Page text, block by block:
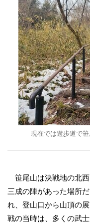
現在では遊歩道で
笹尾山は決戦地の北西
三成の陣があった場所
れ、登山口から山頂の
戦の当時は、多くの武